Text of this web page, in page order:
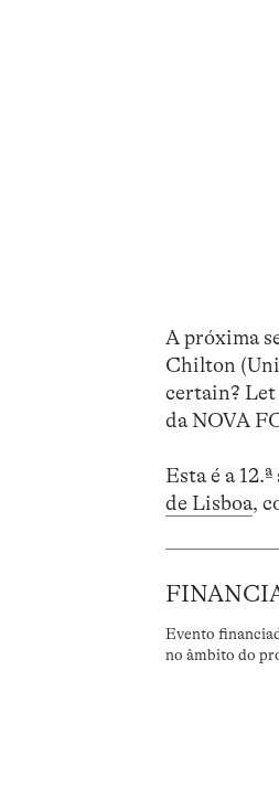
A próxima
Chilton
certain? Let
da NOVA
Esta é a
de Lisboa,
Evento
no âmbito do